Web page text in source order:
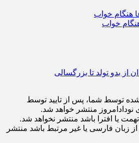
خواب
از بدو تولد تا بزرگسالی
توسط شما، پس از تایید توسط
نودادامروز منتشر خواهد شد.
یا افترا باشد منتشر نخواهد شد.
از زبان فارسی یا غیر مرتبط باشد منتشر